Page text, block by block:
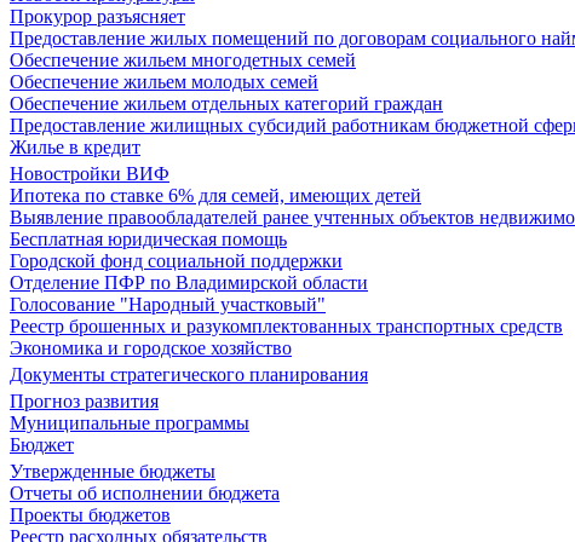
Прокурор разъясняет
Предоставление жилых помещений по договорам социального
Обеспечение жильем многодетных семей
Обеспечение жильем молодых семей
Обеспечение жильем отдельных категорий граждан
Предоставление жилищных субсидий работникам бюджетной
Жилье в кредит
Новостройки ВИФ
Ипотека по ставке 6% для семей, имеющих детей
Выявление правообладателей ранее учтенных объектов
Бесплатная юридическая помощь
Городской фонд социальной поддержки
Отделение ПФР по Владимирской области
Голосование "Народный участковый"
Реестр брошенных и разукомплектованных транспортных средств
Экономика и городское хозяйство
Документы стратегического планирования
Прогноз развития
Муниципальные программы
Бюджет
Утвержденные бюджеты
Отчеты об исполнении бюджета
Проекты бюджетов
Реестр расходных обязательств